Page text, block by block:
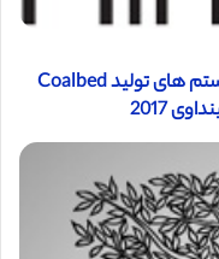
دانلود رایگان ترجمه مقاله شبیه سازی سیستم های تولید Coalbed